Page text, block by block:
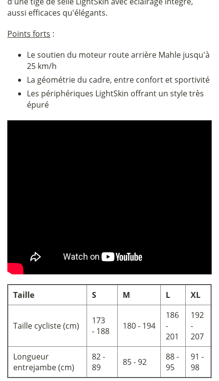
aussi efficaces qu'élégants.
Points forts :
Le soutien du moteur route arrière Mahle jusqu'à
25 km/h
La géométrie du cadre, entre confort et sportivité
Les périphériques LightSkin offrant un style très
épuré
Taille S M L XL
Taille cycliste (cm)
173
- 188
180 - 194
186
-
201
192
-
207
Longueur
entrejambe (cm)
82 -
89
85 - 92
88 -
95
91 -
98